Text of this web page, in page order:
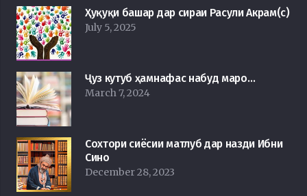
Ҳуқуқи башар дар сираи Расули Акрам(с)
July 5, 2025
Ҷуз кутуб ҳамнафас набуд маро…
March 7, 2024
Сохтори сиёсии матлуб дар назди Ибни
Сино
December 28, 2023